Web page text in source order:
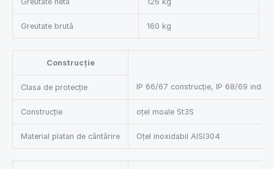
Greutate brută 160 kg
Construcție
Clasa de protecție IP 66/67 construcție, IP 68/69
Construcție oțel moale St3S
Material platan de cântărire Oțel inoxidabil AISI304